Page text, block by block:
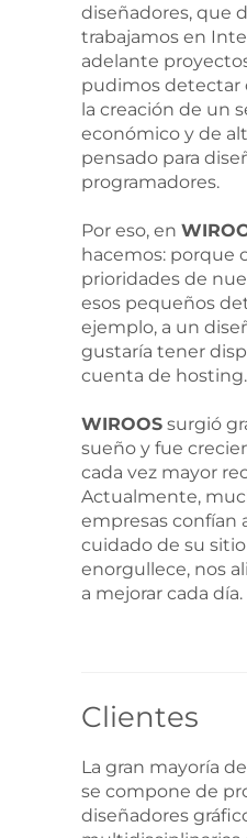
diseñadores, que
trabajamos en
adelante
pudimos detectar
la creación de un
económico y de
pensado para
programadores.
Por eso, en
hacemos: porque
prioridades de
esos pequeños
ejemplo, a un
gustaría tener
cuenta de hosting.
WIROOS surgió
sueño y fue
cada vez mayor
Actualmente,
empresas confían
cuidado de su
enorgullece, nos
a mejorar cada día.
Clientes
La gran mayoría
se compone de
diseñadores